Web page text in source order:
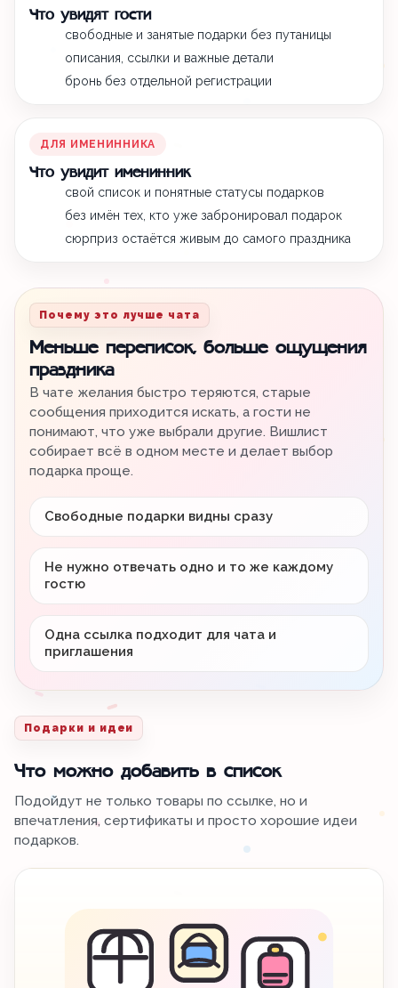
Что увидят гости
свободные и занятые подарки без путаницы
описания, ссылки и важные детали
бронь без отдельной регистрации
ДЛЯ ИМЕНИННИКА
Что увидит именинник
свой список и понятные статусы подарков
без имён тех, кто уже забронировал подарок
сюрприз остаётся живым до самого праздника
Почему это лучше чата
Меньше переписок, больше ощущения
праздника
В чате желания быстро теряются, старые
сообщения приходится искать, а гости не
понимают, что уже выбрали другие. Вишлист
собирает всё в одном месте и делает выбор
подарка проще.
Свободные подарки видны сразу
Не нужно отвечать одно и то же каждому
гостю
Одна ссылка подходит для чата и
приглашения
Подарки и идеи
Что можно добавить в список
Подойдут не только товары по ссылке, но и
впечатления, сертификаты и просто хорошие идеи
подарков.